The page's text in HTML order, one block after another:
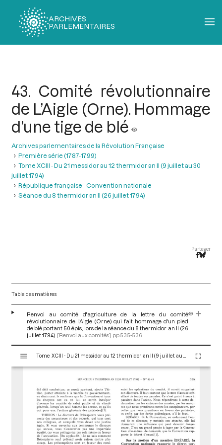
ARCHIVES
PARLEMENTAIRES
43. Comité révolutionnaire
de L’Aigle (Orne). Hommage
d’une tige de blé
Archives parlementaires de la Révolution Française
Première série (1787-1799)
Tome XCIII - Du 21 messidor au 12 thermidor an II (9 juillet au 30
juillet 1794)
République française - Convention nationale
Séance du 8 thermidor an II (26 juillet 1794)
Partager
Table des matières
Renvoi au comité d'agriculture de la lettre du comité
révolutionnaire de l'Aigle (Orne) qui fait hommage d'un pied
de blé portant 50 épis, lors de la séance du 8 thermidor an II (26
juillet 1794) [Renvoi aux comités] pp.535-536
s